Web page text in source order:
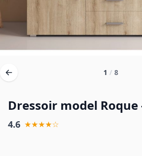
1 / 8
Dressoir model Roque
4.6 ★★★★☆